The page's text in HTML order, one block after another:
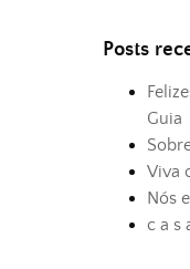
Posts
Guia
Viva
Nós
c a s